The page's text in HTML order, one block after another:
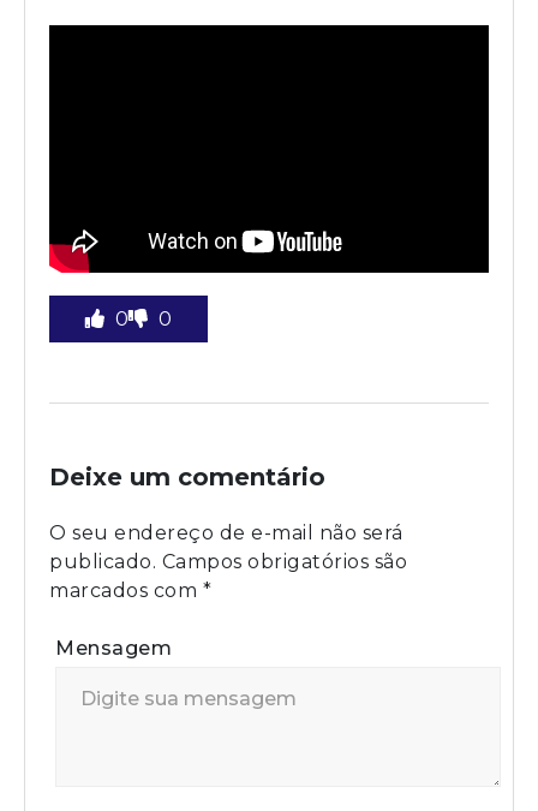
0 0
Deixe um comentário
O seu endereço de e-mail não será
publicado. Campos obrigatórios são
marcados com *
Mensagem